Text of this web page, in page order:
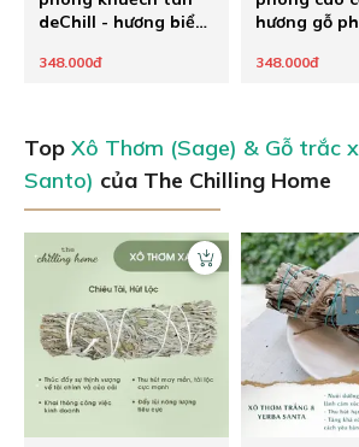
deChill - hương biển
348.000đ
hương gỗ
348.000đ
Top Xô Thơm (Sage) & Gỗ trắc
Santo) của The Chilling Home